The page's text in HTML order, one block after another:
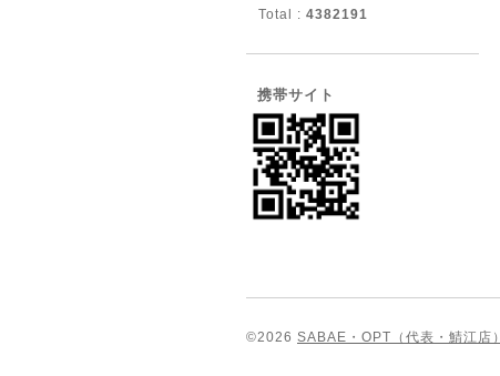
Total : 4382191
携帯サイト
©2026 SABAE・OPT（代表・鯖江店）